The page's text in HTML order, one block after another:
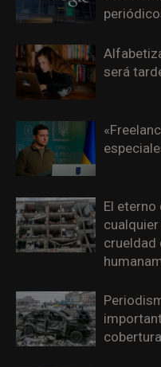
será
El eterno
crueldad